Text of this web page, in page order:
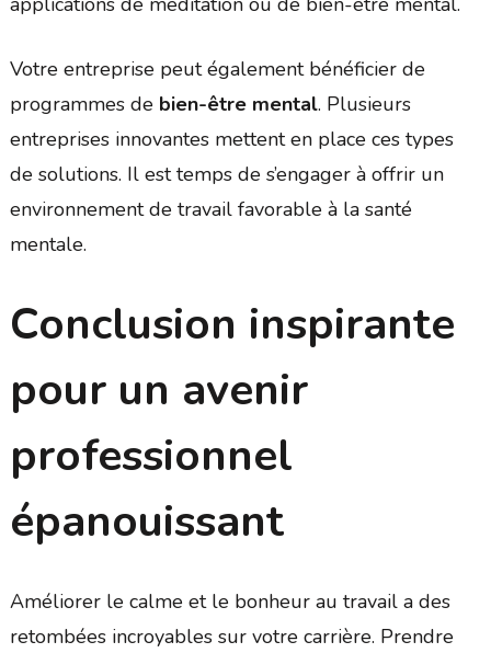
Votre entreprise peut également bénéficier de
programmes de bien-être mental. Plusieurs
entreprises innovantes mettent en place ces types
de solutions. Il est temps de s’engager à offrir un
environnement de travail favorable à la santé
mentale.
Conclusion inspirante
pour un avenir
professionnel
épanouissant
Améliorer le calme et le bonheur au travail a des
retombées incroyables sur votre carrière. Prendre